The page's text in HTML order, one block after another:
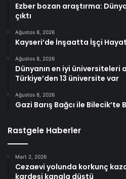
Ezber bozan araştırma:
çıktı
Ağustos 8, 2026
Kayseri’de İnşaatta İşçi
Ağustos 8, 2026
Dünyanın en iyi üniversiteleri
Türkiye’den 13 üniversite var
Ağustos 8, 2026
Gazi Barış Bağcı ile Bilecik’te
Rastgele Haberler
Mart 2, 2026
Cezaevi yolunda korkunç
kardeşi kanala düştü